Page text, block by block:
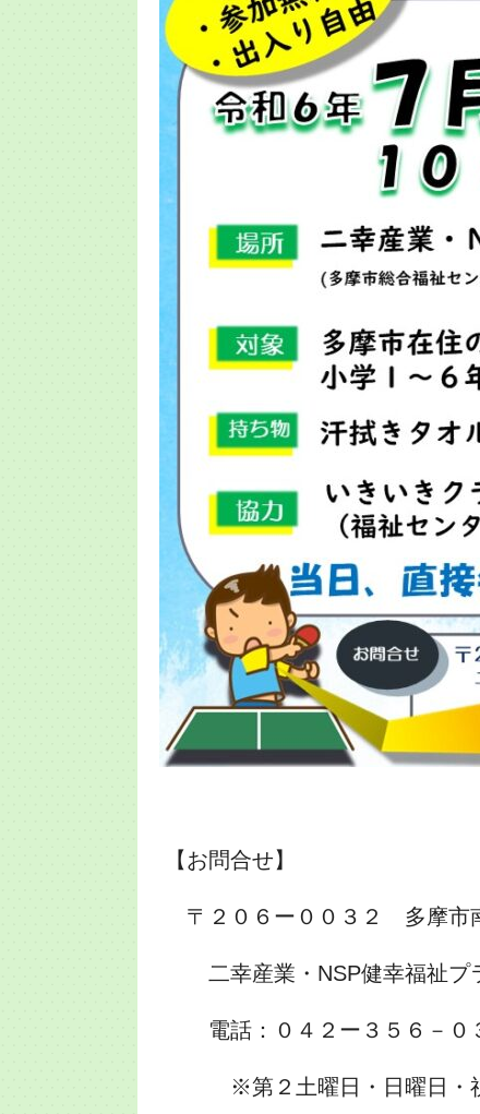
【お問合せ】
〒２０６ー００３２ 多摩市
二幸産業・NSP健幸福祉プ
電話：０４２ー３５６－０
※第２土曜日・日曜日・祝